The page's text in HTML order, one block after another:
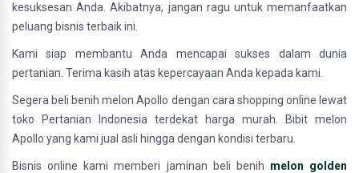
kesuksesan Anda. Akibatnya, jangan ragu untuk memanfaatkan
peluang bisnis terbaik ini.
Kami siap membantu Anda mencapai sukses dalam dunia
pertanian. Terima kasih atas kepercayaan Anda kepada kami.
Segera beli benih melon Apollo dengan cara shopping online lewat
toko Pertanian Indonesia terdekat harga murah. Bibit melon
Apollo yang kami jual asli hingga dengan kondisi terbaru.
Bisnis online kami memberi jaminan beli benih melon golden